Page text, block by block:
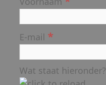
E-mail *
Wat staat hieronder?